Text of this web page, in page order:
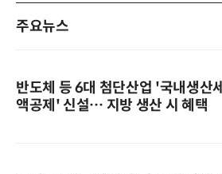
주요뉴스
반도체 등 6대 첨단산업 '국내생산세
액공제' 신설… 지방 생산 시 혜택